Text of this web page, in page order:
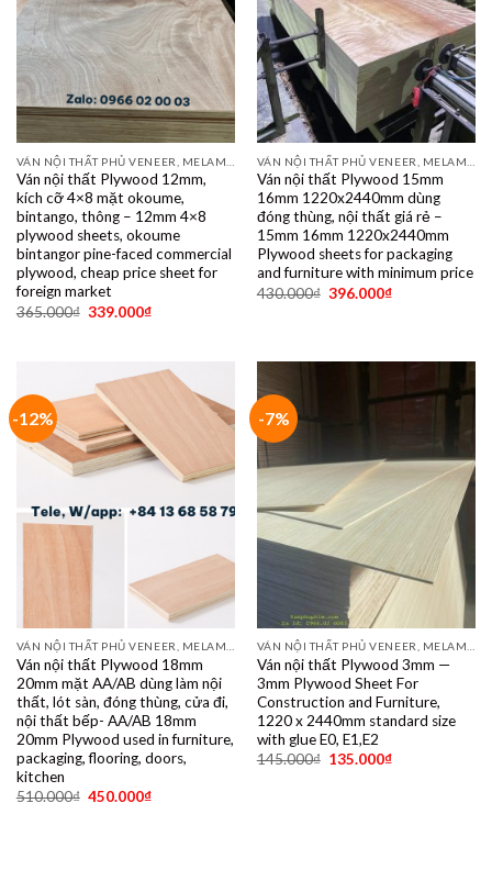
Ván nội thất Plywood 12mm,
kích cỡ 4×8 mặt okoume,
bintango, thông – 12mm 4×8
plywood sheets, okoume
bintangor pine-faced commercial
plywood, cheap price sheet for
foreign market
365.000₫ 339.000₫
Ván nội thất Plywood 15mm
16mm 1220x2440mm dùng
đóng thùng, nội thất giá rẻ –
15mm 16mm 1220x2440mm
Plywood sheets for packaging
and furniture with minimum price
430.000₫ 396.000₫
-12%
Ván nội thất Plywood 18mm
20mm mặt AA/AB dùng làm nội
thất, lót sàn, đóng thùng, cửa đi,
nội thất bếp- AA/AB 18mm
20mm Plywood used in furniture,
packaging, flooring, doors,
kitchen
510.000₫ 450.000₫
-7%
Ván nội thất Plywood 3mm —
3mm Plywood Sheet For
Construction and Furniture,
1220 x 2440mm standard size
with glue E0, E1,E2
145.000₫ 135.000₫